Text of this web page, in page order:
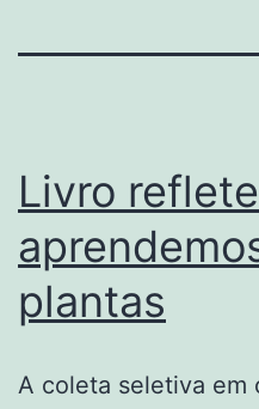
Livro
plantas
A coleta seletiva em